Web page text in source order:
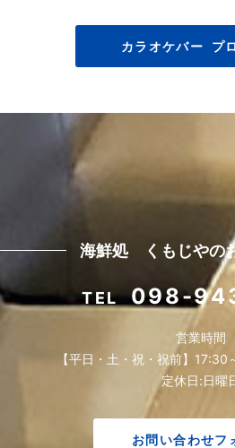
カラオケバー プ
海鮮処 くもじやの
TEL098-
営業時間
【平日・土・祝・祝前】
定休日:日曜
お問い合わせフ